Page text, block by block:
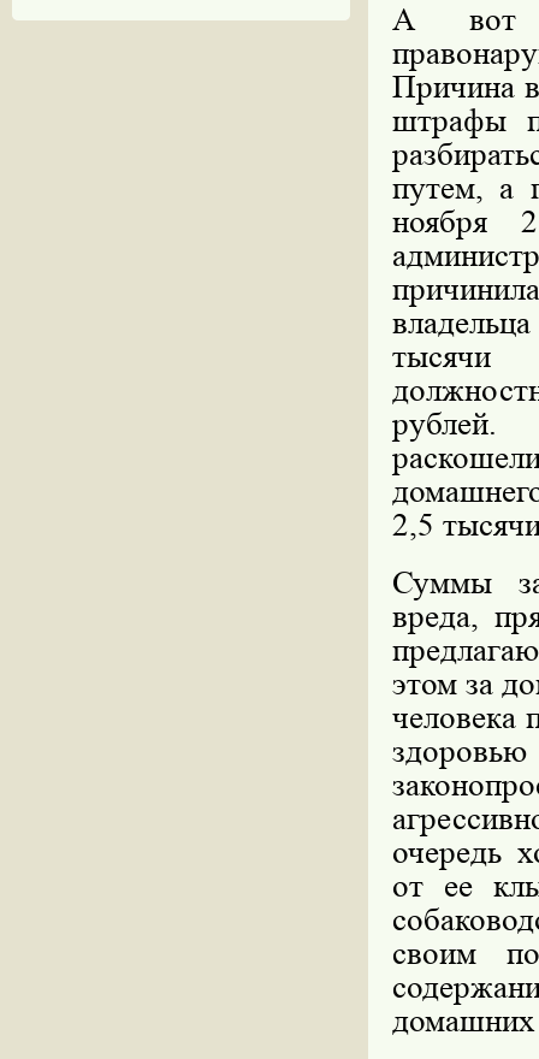
А вот
Причина
штрафы
путем, а
ноября
тысячи
2,5
Суммы
вреда,
этом за
человека
очередь
от ее
своим